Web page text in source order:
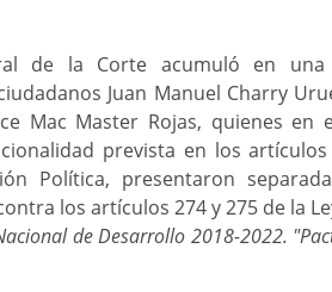
de la Corte acumuló en
Juan Manuel Charry
Mac Master Rojas, quienes en
prevista en los
Política, presentaron
los artículos 274 y 275 de la
de Desarrollo 2018-2022.